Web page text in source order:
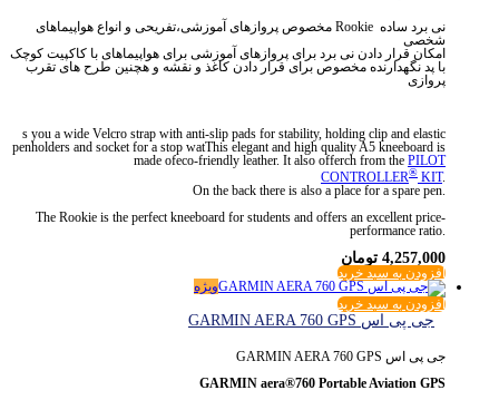
نی برد ساده Rookie مخصوص پروازهای آموزشی،تفریحی و انواع هواپیماهای
شخصی
امکان قرار دادن نی برد برای پروازهای آموزشی برای هواپیماهای با کاکپیت کوچک
با پد نگهدارنده مخصوص برای قرار دادن کاغذ و نقشه و هچنین طرح های تقرب
پروازی
s you a wide Velcro strap with anti-slip pads for stability, holding clip and elastic
penholders and socket for a stop watThis elegant and high quality A5 kneeboard is
made ofeco-friendly leather. It also offerch from the PILOT
CONTROLLER® KIT.
On the back there is also a place for a spare pen.
The Rookie is the perfect kneeboard for students and offers an excellent price-
performance ratio.
4,257,000 تومان
افزودن به سبد خرید
ویژه
افزودن به سبد خرید
جی پی اس GARMIN AERA 760 GPS
جی پی اس GARMIN AERA 760 GPS
GARMIN aera®760 Portable Aviation GPS